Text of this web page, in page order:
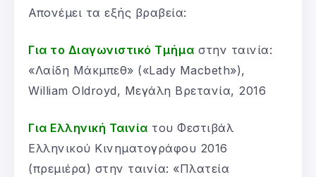
Απονέμει τα εξής βραβεία:
Για το Διαγωνιστικό Τμήμα στην ταινία:
«Λαίδη Μάκμπεθ» («Lady Macbeth»),
William Oldroyd, Μεγάλη Βρετανία, 2016
Για Ελληνική Ταινία του Φεστιβάλ
Ελληνικού Κινηματογράφου 2016
(πρεμιέρα) στην ταινία: «Πλατεία